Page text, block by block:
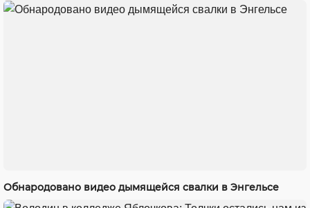
Обнародовано видео дымящейся свалки в Энгельсе